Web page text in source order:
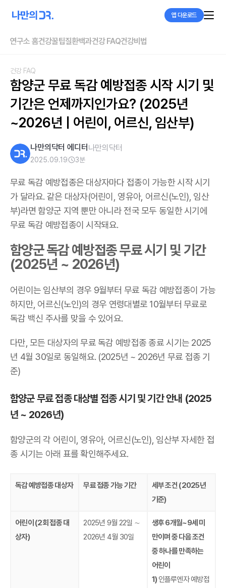
앱 다운로드
연구소 홈건강꿀팁질환백과건강 FAQ건강비법
건강 FAQ
함양군 무료 독감 예방접종 시작 시기 및
기간은 언제까지인가요? (2025년
~2026년 | 어린이, 어르신, 임산부)
나만의닥터 에디터 나만의닥터
2025.09.19 3분
무료 독감 예방접종은 대상자마다 접종이 가능한 시작 시기
가 달라요. 같은 대상자(어린이, 영유아, 어르신(노인), 임산
부)라면 함양군 지역 뿐만 아니라 전국 모두 동일한 시기에
무료 독감 예방접종이 시작돼요.
함양군 독감 예방접종 무료 시기 및 기간
(2025년 ~ 2026년)
어린이는 임산부의 경우 9월부터 무료 독감 예방접종이 가능
하지만, 어르신(노인)의 경우 연령대별로 10월부터 무료로
독감 백신 주사를 맞을 수 있어요.
다만, 모든 대상자의 무료 독감 예방접종 종료 시기는 2025
년 4월 30일로 동일해요. (2025년 ~ 2026년 무료 접종 기
준)
함양군 무료 접종 대상별 접종 시기 및 기간 안내 (2025
년 ~ 2026년)
함양군의 각 어린이, 영유아, 어르신(노인), 임산부 자세한 접
종 시기는 아래 표를 확인해주세요.
독감 예방접종 대상자 무료 접종 가능 기간
세부 조건 (2025년
기준)
어린이 (2회 접종 대
상자)
2025년 9월 22일 ∼
2026년 4월 30일
생후 6개월~9세 미
만이며 중 다음 조건
중 하나를 만족하는
어린이
1)인플루엔자 예방접